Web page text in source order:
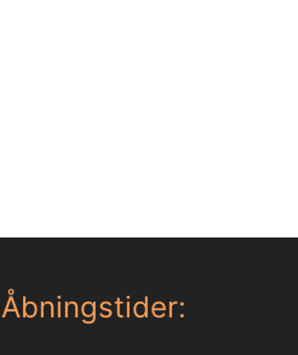
Åbningstider: